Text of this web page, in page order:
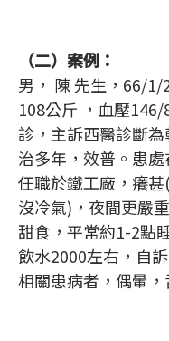
（二）案例：
男， 陳 先生，66/1/
108公斤 ，血壓
診，主訴西醫診斷
治多年，效普。患
任職於鐵工廠，癢
沒冷氣)，夜間更嚴
甜食，平常約1-2點
飲水2000左右，自
相關患病者，偶暈